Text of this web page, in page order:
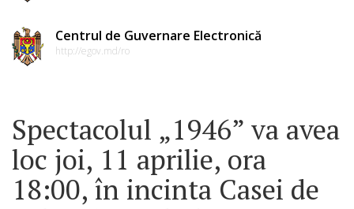
Centrul de Guvernare Electronică
http://egov.md/ro
Spectacolul „1946” va avea
loc joi, 11 aprilie, ora
18:00, în incinta Casei de